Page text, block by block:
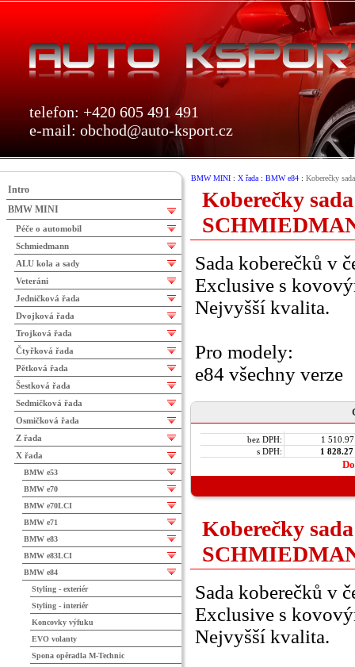
telefon: +420 605 491 491
e-mail: obchod@auto-ksport.cz
BMW MINI : X řada : BMW e84 : Koberečky
Koberečky
Sada koberečků v
Exclusive s
Nejvyšší kvalita.
Pro modely:
e84 všechny verze
bez DPH:
1
s DPH:
1
Koberečky
Sada koberečků v
Exclusive s
Nejvyšší kvalita.
Intro
BMW MINI
Péče o automobil
Schmiedmann
ALU kola a sady
Veteráni
Jedničková řada
Dvojková řada
Trojková řada
Čtyřková řada
Pětková řada
Šestková řada
Sedmičková řada
Osmičková řada
Z řada
X řada
BMW e53
BMW e70
BMW e70LCI
BMW e71
BMW e83
BMW e83LCI
BMW e84
Styling - exteriér
Styling - interiér
Koncovky výfuku
EVO volanty
Spona opěradla M-Technic